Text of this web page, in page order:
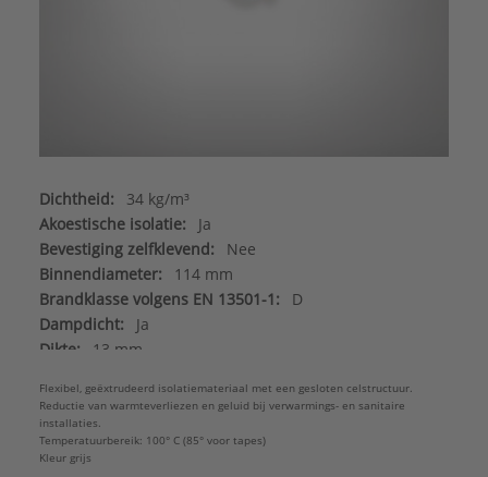
Dichtheid:
34 kg/m³
Akoestische isolatie:
Ja
Bevestiging zelfklevend:
Nee
Binnendiameter:
114 mm
Brandklasse volgens EN 13501-1:
D
Dampdicht:
Ja
Dikte:
13 mm
volgens EN 13501-1:
d0
Euroklasse rookontwikkeling volgens EN 13501-1:
Flexibel, geëxtrudeerd isolatiemateriaal met een gesloten celstructuur.
Reductie van warmteverliezen en geluid bij verwarmings- en sanitaire
installaties.
Temperatuurbereik: 100° C (85° voor tapes)
Kleur grijs